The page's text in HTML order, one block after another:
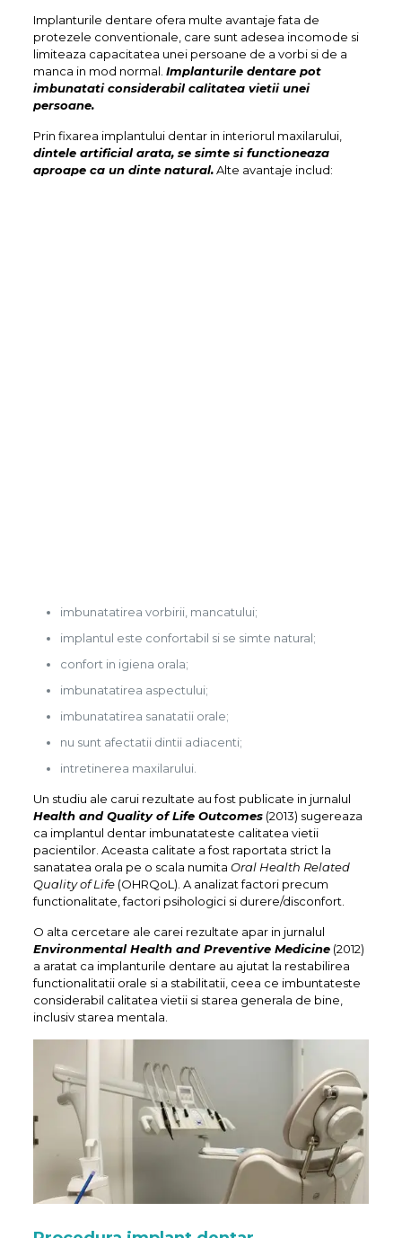
Implanturile dentare ofera multe avantaje fata de
protezele conventionale, care sunt adesea incomode si
limiteaza capacitatea unei persoane de a vorbi si de a
manca in mod normal. Implanturile dentare pot
imbunatati considerabil calitatea vietii unei
persoane.
Prin fixarea implantului dentar in interiorul maxilarului,
dintele artificial arata, se simte si functioneaza
aproape ca un dinte natural.Alte avantaje includ:
imbunatatirea vorbirii, mancatului;
implantul este confortabil si se simte natural;
confort in igiena orala;
imbunatatirea aspectului;
imbunatatirea sanatatii orale;
nu sunt afectatii dintii adiacenti;
intretinerea maxilarului.
Un studiu ale carui rezultate au fost publicate in jurnalul
Health and Quality of Life Outcomes(2013) sugereaza
ca implantul dentar imbunatateste calitatea vietii
pacientilor. Aceasta calitate a fost raportata strict la
sanatatea orala pe o scala numita Oral Health Related
Quality of Life(OHRQoL). A analizat factori precum
functionalitate, factori psihologici si durere/disconfort.
O alta cercetare ale carei rezultate apar in jurnalul
Environmental Health and Preventive Medicine(2012)
a aratat ca implanturile dentare au ajutat la restabilirea
functionalitatii orale si a stabilitatii, ceea ce imbuntateste
considerabil calitatea vietii si starea generala de bine,
inclusiv starea mentala.